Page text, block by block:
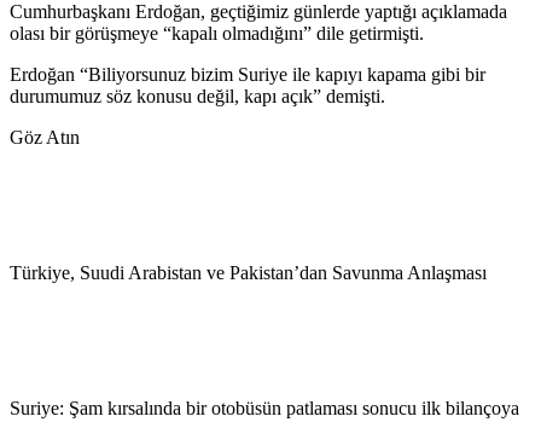
Cumhurbaşkanı Erdoğan, geçtiğimiz günlerde yaptığı açıklamada
olası bir görüşmeye “kapalı olmadığını” dile getirmişti.
Erdoğan “Biliyorsunuz bizim Suriye ile kapıyı kapama gibi bir
durumumuz söz konusu değil, kapı açık” demişti.
Göz Atın
Türkiye, Suudi Arabistan ve Pakistan’dan Savunma Anlaşması
Suriye: Şam kırsalında bir otobüsün patlaması sonucu ilk bilançoya